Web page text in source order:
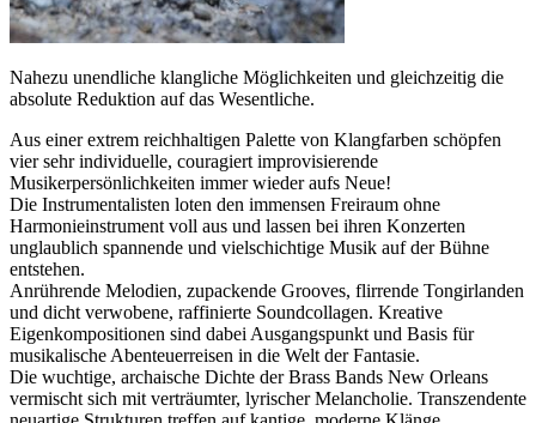
Nahezu unendliche klangliche Möglichkeiten und gleichzeitig die
absolute Reduktion auf das Wesentliche.
Aus einer extrem reichhaltigen Palette von Klangfarben schöpfen
vier sehr individuelle, couragiert improvisierende
Musikerpersönlichkeiten immer wieder aufs Neue!
Die Instrumentalisten loten den immensen Freiraum ohne
Harmonieinstrument voll aus und lassen bei ihren Konzerten
unglaublich spannende und vielschichtige Musik auf der Bühne
entstehen.
Anrührende Melodien, zupackende Grooves, flirrende Tongirlanden
und dicht verwobene, raffinierte Soundcollagen. Kreative
Eigenkompositionen sind dabei Ausgangspunkt und Basis für
musikalische Abenteuerreisen in die Welt der Fantasie.
Die wuchtige, archaische Dichte der Brass Bands New Orleans
vermischt sich mit verträumter, lyrischer Melancholie. Transzendente